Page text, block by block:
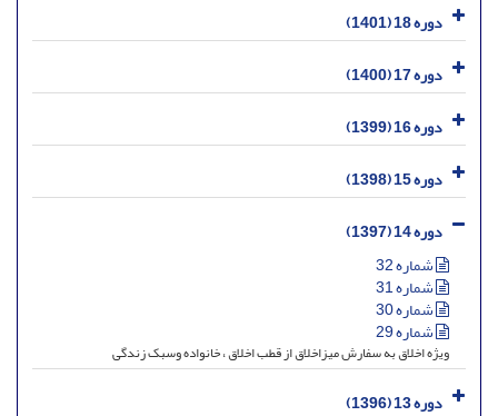
دوره 18 (1401)
دوره 17 (1400)
دوره 16 (1399)
دوره 15 (1398)
دوره 14 (1397)
شماره 32
شماره 31
شماره 30
شماره 29
ویژه اخلاق به سفارش میزاخلاق از قطب اخلاق ، خانواده وسبک زندگی
دوره 13 (1396)